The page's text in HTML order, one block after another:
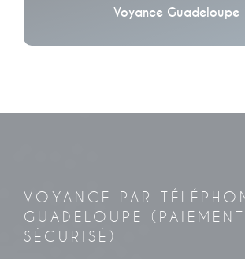
Voyance Guadeloupe
VOYANCE PAR
GUADELOUPE (PAIEMENT
SÉCURISÉ)